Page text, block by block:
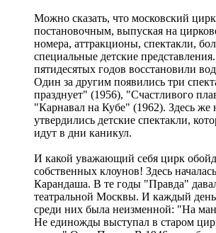
Можно сказать, что московский
постановочным, выпуская на
номера, аттракционы, спектакли,
специальные детские
пятидесятых годов восстановили
Один за другим появились три
празднует" (1956), "Счастливого
"Карнавал на Кубе" (1962). Здесь же
утвердились детские спектакли,
идут в дни каникул.
И какой уважающий себя цирк
собственных клоунов! Здесь
Карандаша. В те годы "Правда"
театральной Москвы. И каждый
среди них была неизменной: "На
Не единожды выступал в старом